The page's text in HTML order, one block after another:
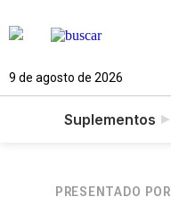
9 de agosto de 2026
Suplementos
PRESENTADO POR